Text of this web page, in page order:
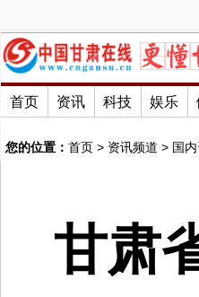
首页 资讯 科技 娱乐
您的位置： 首页 > 资讯频道 > 国
甘肃